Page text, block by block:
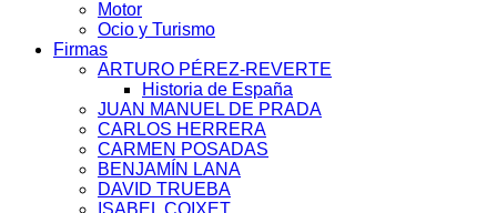
Motor
Ocio y Turismo
Firmas
ARTURO PÉREZ-REVERTE
Historia de España
JUAN MANUEL DE PRADA
CARLOS HERRERA
CARMEN POSADAS
BENJAMÍN LANA
DAVID TRUEBA
ISABEL COIXET